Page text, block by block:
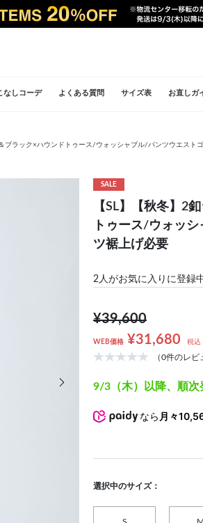
なしコーデ よくある質問 サイズ表 お直しガ
ブラック×ハウンドトゥース/ウォッシャブル/パンツウエスト
SALE
【SL】【秋冬】2
トゥース/ウォッ
ツ裾上げ必要
2人がお気に入りに登録
¥39,600
WEB価格 ¥31,680 税込
（0件のレビ
9/3（木）以降、順次
なら 月々
選択中のサイズ：